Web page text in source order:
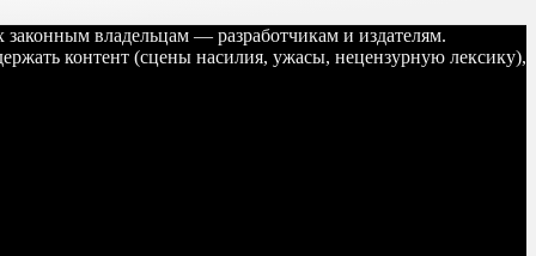
владельцам — разработчикам и издателям.
контент (сцены насилия, ужасы, нецензурную лексику),